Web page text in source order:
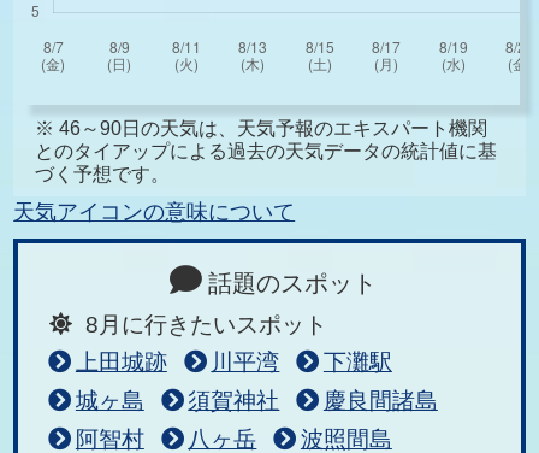
※ 46～90日の天気は、天気予報のエキスパート機関
とのタイアップによる過去の天気データの統計値に基
づく予想です。
天気アイコンの意味について
話題のスポット
8月に行きたいスポット
上田城跡
川平湾
下灘駅
城ヶ島
須賀神社
慶良間諸島
阿智村
八ヶ岳
波照間島